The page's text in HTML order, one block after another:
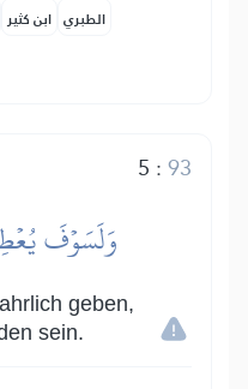
ابن كثير الطبري
5 :93
وَلَسَوۡفَ
geben,
sein.